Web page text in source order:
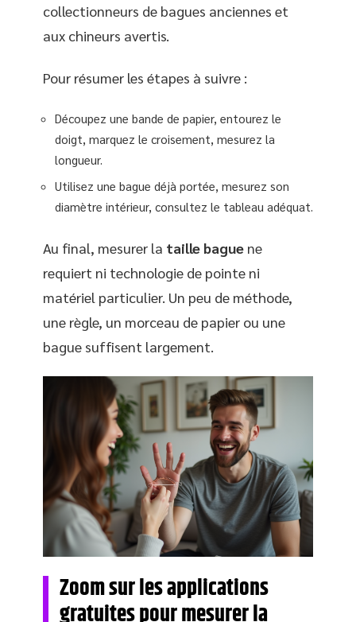
collectionneurs de bagues anciennes et
aux chineurs avertis.
Pour résumer les étapes à suivre :
Découpez une bande de papier, entourez le
doigt, marquez le croisement, mesurez la
longueur.
Utilisez une bague déjà portée, mesurez son
diamètre intérieur, consultez le tableau adéquat.
Au final, mesurer la taille bague ne
requiert ni technologie de pointe ni
matériel particulier. Un peu de méthode,
une règle, un morceau de papier ou une
bague suffisent largement.
Zoom sur les applications
gratuites pour mesurer la